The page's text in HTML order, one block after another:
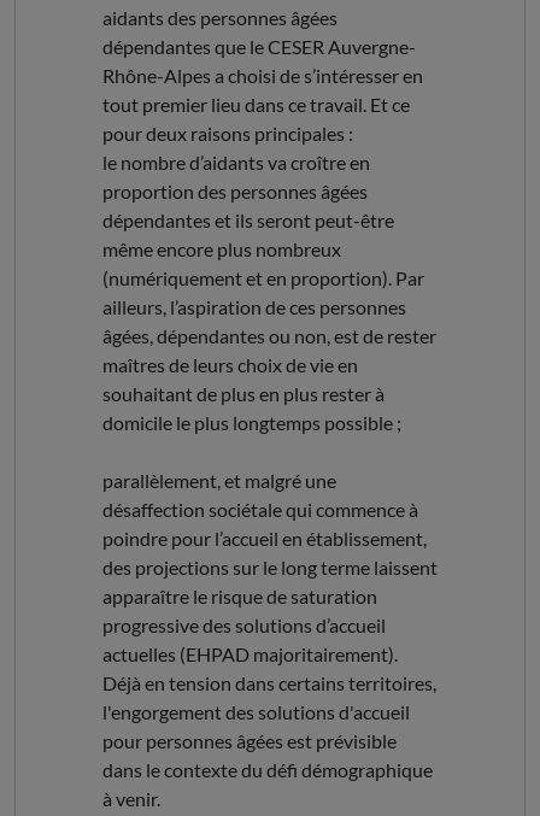
aidants des personnes âgées
dépendantes que le CESER Auvergne-
Rhône-Alpes a choisi de s’intéresser en
tout premier lieu dans ce travail. Et ce
pour deux raisons principales :
le nombre d’aidants va croître en
proportion des personnes âgées
dépendantes et ils seront peut-être
même encore plus nombreux
(numériquement et en proportion). Par
ailleurs, l’aspiration de ces personnes
âgées, dépendantes ou non, est de rester
maîtres de leurs choix de vie en
souhaitant de plus en plus rester à
domicile le plus longtemps possible ;
parallèlement, et malgré une
désaffection sociétale qui commence à
poindre pour l’accueil en établissement,
des projections sur le long terme laissent
apparaître le risque de saturation
progressive des solutions d’accueil
actuelles (EHPAD majoritairement).
Déjà en tension dans certains territoires,
l'engorgement des solutions d'accueil
pour personnes âgées est prévisible
dans le contexte du défi démographique
à venir.